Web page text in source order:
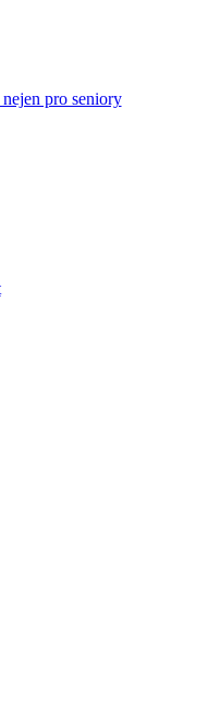
pro seniory